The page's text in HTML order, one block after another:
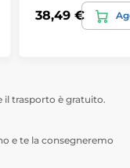
38,49 €
il trasporto è gratuito.
e te la consegneremo